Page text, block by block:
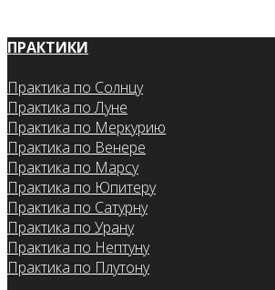
ПРАКТИКИ
Практика по Солнцу
Практика по Луне
Практика по Меркурию
Практика по Венере
Практика по Марсу
Практика по Юпитеру
Практика по Сатурну
Практика по Урану
Практика по Нептуну
Практика по Плутону